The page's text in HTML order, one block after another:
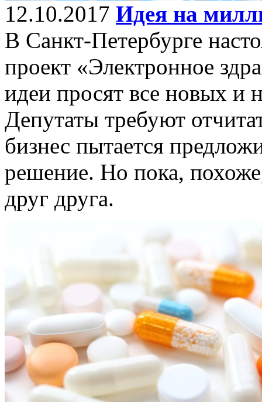
12.10.2017 Идея на
В Санкт-Петербурге
проект «Электронное
идеи просят все новых и
Депутаты требуют
бизнес пытается
решение. Но пока,
друг друга.